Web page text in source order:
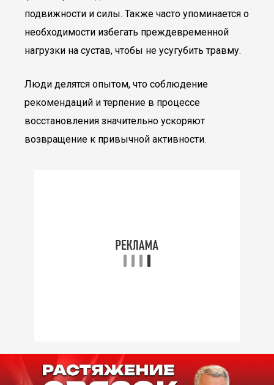
подвижности и силы. Также часто упоминается о
необходимости избегать преждевременной
нагрузки на сустав, чтобы не усугубить травму.
Люди делятся опытом, что соблюдение
рекомендаций и терпение в процессе
восстановления значительно ускоряют
возвращение к привычной активности.